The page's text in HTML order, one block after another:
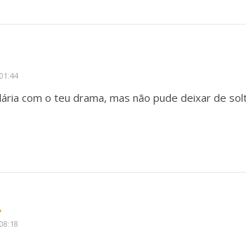
com o teu drama, mas não pude deixar de